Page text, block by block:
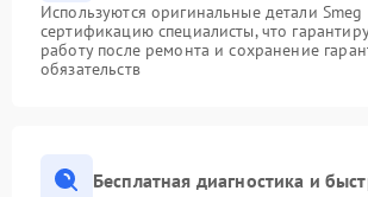
Используются оригинальные детали
сертификацию специалисты, что
работу после ремонта и сохранение
обязательств
Бесплатная диагностика и